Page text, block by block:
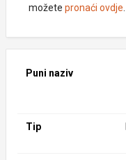
možete pronaći ovdje
Puni naziv
Tip